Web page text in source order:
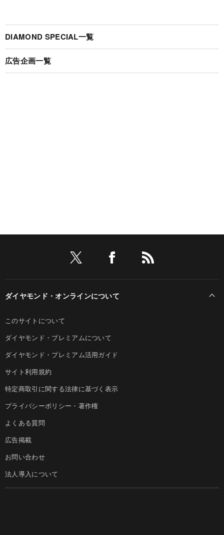
DIAMOND SPECIAL一覧
広告企画一覧
ダイヤモンド・オンラインについて
このサイトについて
ダイヤモンド・プレミアムについて
ダイヤモンド・プレミアム活用ガイド
サイト利用規約
特定商取引に関する法律に基づく表示
プライバシーポリシー・著作権
よくある質問
広告掲載
お問い合わせ
法人導入について